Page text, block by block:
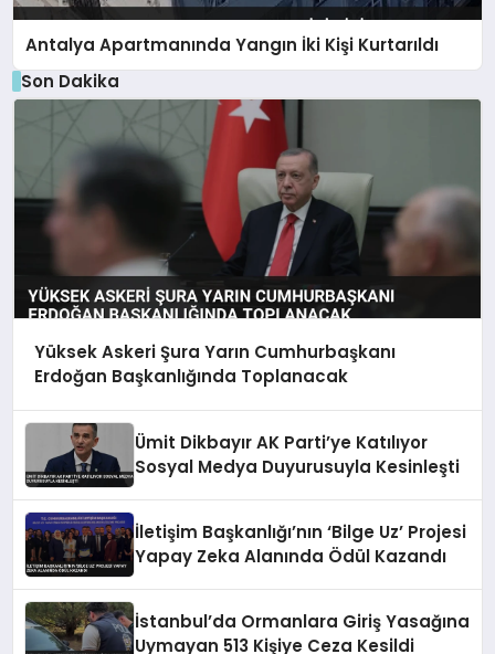
Antalya Apartmanında Yangın İki Kişi Kurtarıldı
Son Dakika
Yüksek Askeri Şura Yarın Cumhurbaşkanı
Erdoğan Başkanlığında Toplanacak
Ümit Dikbayır AK Parti’ye Katılıyor
Sosyal Medya Duyurusuyla Kesinleşti
İletişim Başkanlığı’nın ‘Bilge Uz’ Projesi
Yapay Zeka Alanında Ödül Kazandı
İstanbul’da Ormanlara Giriş Yasağına
Uymayan 513 Kişiye Ceza Kesildi